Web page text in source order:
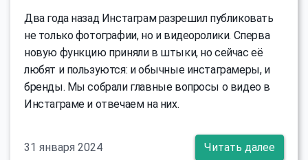
Два года назад Инстаграм разрешил публиковать
не только фотографии, но и видеоролики. Сперва
новую функцию приняли в штыки, но сейчас её
любят и пользуются: и обычные инстаграмеры, и
бренды. Мы собрали главные вопросы о видео в
Инстаграме и отвечаем на них.
31 января 2024 Читать далее